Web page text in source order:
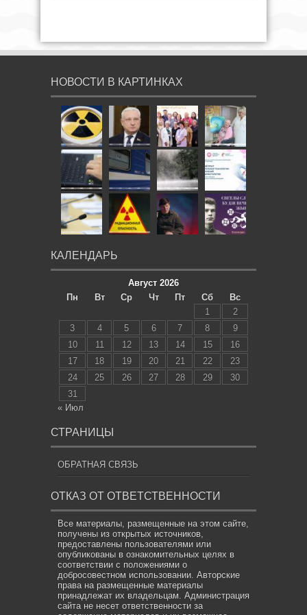
НОВОСТИ В КАРТИНКАХ
КАЛЕНДАРЬ
Август 2026
Пн
Вт Ср Чт Пт Сб
Вс
1
2
3
4 5 6 7 8
9
10
11 12 13 14 15
16
17
18 19 20 21 22
23
24
25 26 27 28 29
30
31
« Июл
СТРАНИЦЫ
ОБРАТНАЯ СВЯЗЬ
ОТКАЗ ОТ ОТВЕТСТВЕННОСТИ
Все материалы, размещенные на этом сайте,
получены из открытых источников,
предоставлены пользователями или
опубликованы в ознакомительных целях в
соответствии с положениями о
добросовестном использовании. Авторские
права на размещенные материалы
принадлежат их владельцам. Администрация
сайта не несет ответственности за